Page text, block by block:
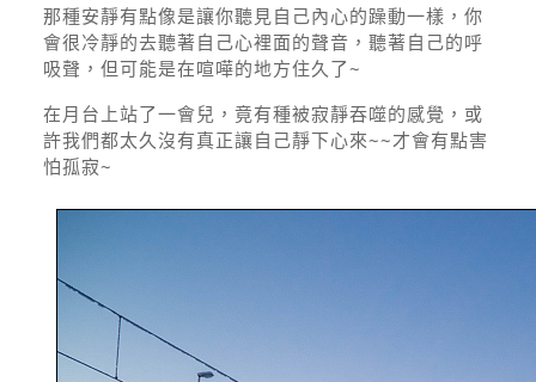
那種安靜有點像是讓你聽見自己內心的躁動一樣，你
會很冷靜的去聽著自己心裡面的聲音，聽著自己的呼
吸聲，但可能是在喧嘩的地方住久了~
在月台上站了一會兒，竟有種被寂靜吞噬的感覺，或
許我們都太久沒有真正讓自己靜下心來~~才會有點害
怕孤寂~